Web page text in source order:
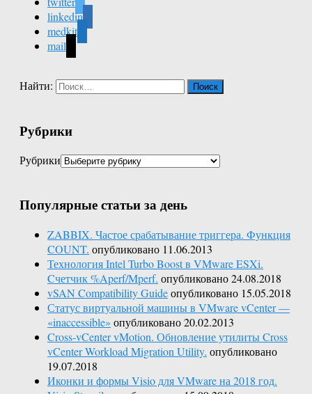
linkedin
medkit
mail
Найти:
Рубрики
Рубрики
Популярные статьи за день
ZABBIX. Частое срабатывание триггера. Функция
COUNT. опубликовано 11.06.2013
Технология Intel Turbo Boost в VMware ESXi.
Cчетчик %Aperf/Mperf. опубликовано 24.08.2018
vSAN Compatibility Guideопубликовано 15.05.2018
Статус виртуальной машины в VMware vCenter —
«inaccessible» опубликовано 20.02.2013
Cross-vCenter vMotion. Обновление утилиты Cross
vCenter Workload Migration Utility. опубликовано
19.07.2018
Иконки и формы Visio для VMware на 2018 год.